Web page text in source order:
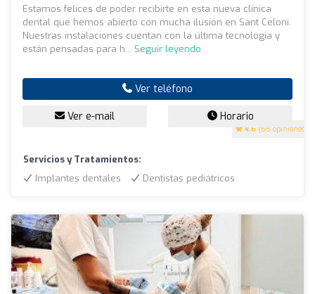
4.6 (66 opiniones)
Estamos felices de poder recibirte en esta nueva clínica
dental que hemos abierto con mucha ilusión en Sant Celoni.
Nuestras instalaciones cuentan con la última tecnología y
están pensadas para h... Seguir leyendo
Ver teléfono
Ver e-mail Horario
Servicios y Tratamientos:
Implantes dentales
Dentistas pediátricos